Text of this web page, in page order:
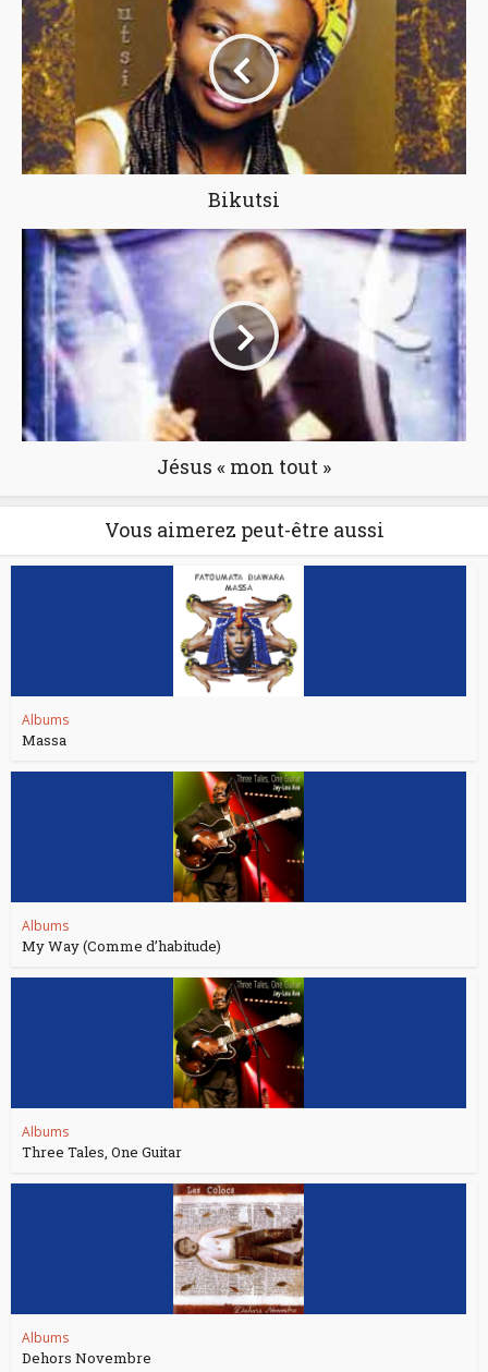
Bikutsi
Jésus « mon tout »
Vous aimerez peut-être aussi
Albums
Massa
Albums
My Way (Comme d’habitude)
Albums
Three Tales, One Guitar
Albums
Dehors Novembre